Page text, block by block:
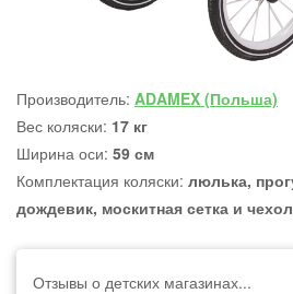
Производитель: ADAMEX (Польша)
Вес коляски: 17 кг
Ширина оси: 59 см
Комплектация коляски: люлька,
дождевик, москитная сетка и
Отзывы о детских магазинах...